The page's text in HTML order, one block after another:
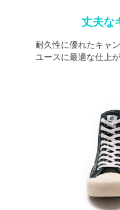
丈夫な
耐久性に優れたキャ
ユースに最適な仕上